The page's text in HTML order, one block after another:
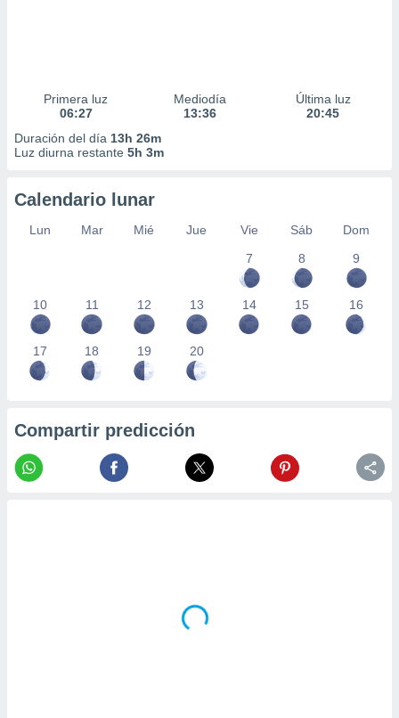
Primera luz
06:27
Mediodía
13:36
Última luz
20:45
Duración del día 13h 26m
Luz diurna restante 5h 3m
Calendario lunar
Lun Mar Mié Jue Vie Sáb
Dom
7
8 9
10 11 12 13 14 15 16
17 18 19 20
Compartir predicción